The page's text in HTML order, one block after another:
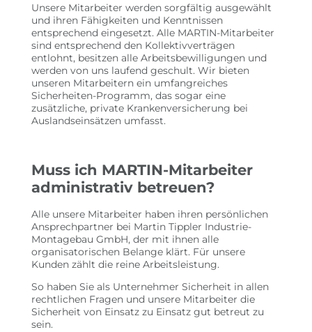
Unsere Mitarbeiter werden sorgfältig ausgewählt
und ihren Fähigkeiten und Kenntnissen
entsprechend eingesetzt. Alle MARTIN-Mitarbeiter
sind entsprechend den Kollektivverträgen
entlohnt, besitzen alle Arbeitsbewilligungen und
werden von uns laufend geschult. Wir bieten
unseren Mitarbeitern ein umfangreiches
Sicherheiten-Programm, das sogar eine
zusätzliche, private Krankenversicherung bei
Auslandseinsätzen umfasst.
Muss ich MARTIN-Mitarbeiter
administrativ betreuen?
Alle unsere Mitarbeiter haben ihren persönlichen
Ansprechpartner bei Martin Tippler Industrie-
Montagebau GmbH, der mit ihnen alle
organisatorischen Belange klärt. Für unsere
Kunden zählt die reine Arbeitsleistung.
So haben Sie als Unternehmer Sicherheit in allen
rechtlichen Fragen und unsere Mitarbeiter die
Sicherheit von Einsatz zu Einsatz gut betreut zu
sein.